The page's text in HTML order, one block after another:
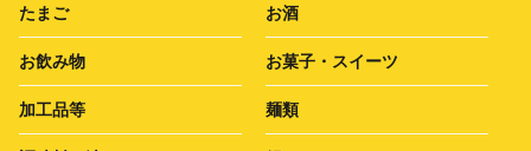
たまご お酒
お飲み物 お菓子・スイーツ
加工品等 麺類